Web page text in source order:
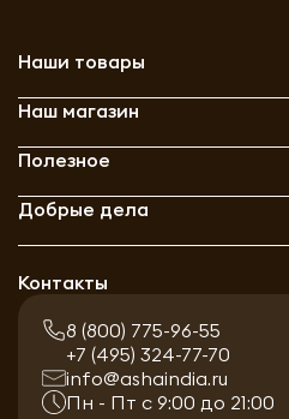
Наши товары
Наш магазин
Полезное
Добрые дела
Контакты
8 (800) 775-96-55
+7 (495) 324-77-70
info@ashaindia.ru
Пн - Пт с 9:00 до 21:00